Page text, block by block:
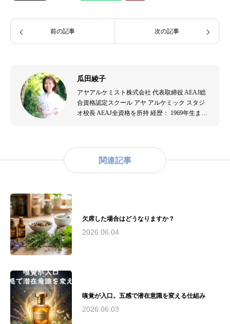
前の記事 次の記事
瓜田綾子
アヤアルケミスト株式会社 代表取締役 AEAJ総
合資格認定スクール アヤ アルケミック スタジ
オ校長 AEAJ全資格を所持 経歴： 1969年生ま
アルケミスト株式会社を設立。アロマテラピー
の普及と教育に尽力。主な資格： - （公社）日
本アロマ環境協会認定アロマセラピスト - （公
ティックケアリング協会認定リンパドレナージ
マ環境協会総合資格認定校として承認 - 2016
動： - アヤアルケミックスタジオにて、アロマ
テラピーインストラクター、アロマセラピスト
関連記事
欠席した場合はどうなりますか？
2026.06.04
嗅覚が入口。五感で潜在意識を変える仕組み
2026.06.03